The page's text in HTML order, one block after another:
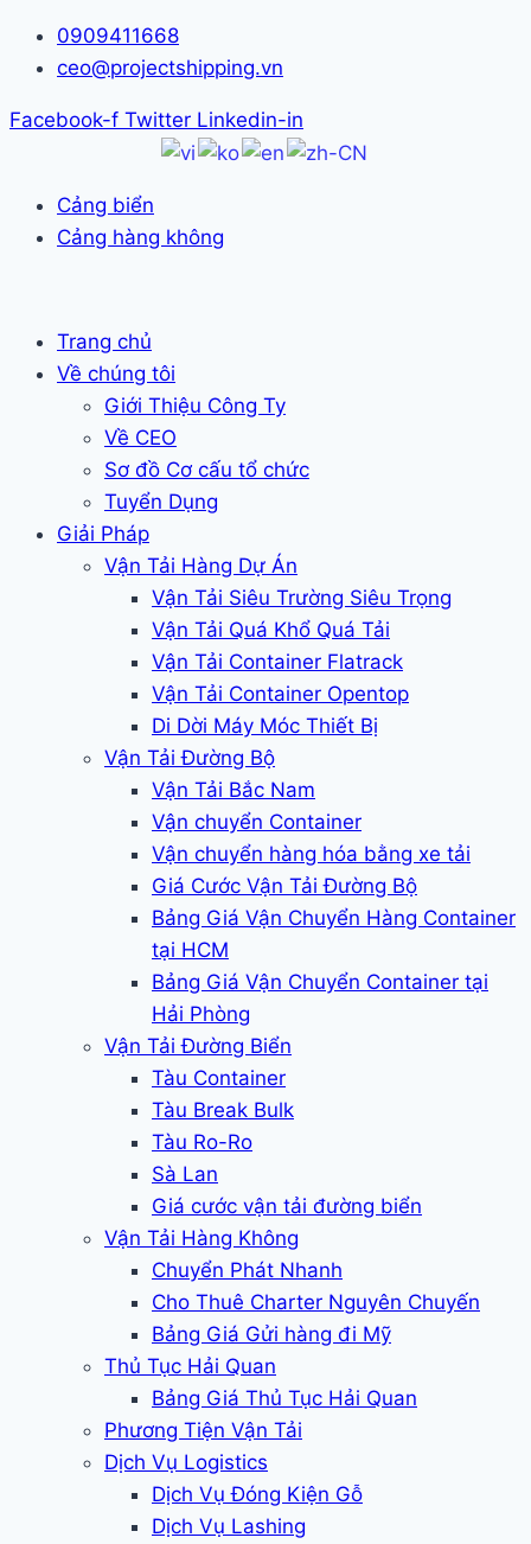
Skip
0909411668
ceo@projectshipping.vn
Facebook-f Twitter Linkedin-in
Cảng biển
Cảng hàng không
Trang chủ
Về chúng tôi
Giới Thiệu Công Ty
Về CEO
Sơ đồ Cơ cấu tổ chức
Tuyển Dụng
Giải Pháp
Vận Tải Hàng Dự Án
Vận Tải Siêu Trường Siêu Trọng
Vận Tải Quá Khổ Quá Tải
Vận Tải Container Flatrack
Vận Tải Container Opentop
Di Dời Máy Móc Thiết Bị
Vận Tải Đường Bộ
Vận Tải Bắc Nam
Vận chuyển Container
Vận chuyển hàng hóa bằng xe tải
Giá Cước Vận Tải Đường Bộ
Bảng Giá Vận Chuyển Hàng Container
tại HCM
Bảng Giá Vận Chuyển Container tại
Hải Phòng
Vận Tải Đường Biển
Tàu Container
Tàu Break Bulk
Tàu Ro-Ro
Sà Lan
Giá cước vận tải đường biển
Vận Tải Hàng Không
Chuyển Phát Nhanh
Cho Thuê Charter Nguyên Chuyến
Bảng Giá Gửi hàng đi Mỹ
Thủ Tục Hải Quan
Bảng Giá Thủ Tục Hải Quan
Phương Tiện Vận Tải
Dịch Vụ Logistics
Dịch Vụ Đóng Kiện Gỗ
Dịch Vụ Lashing